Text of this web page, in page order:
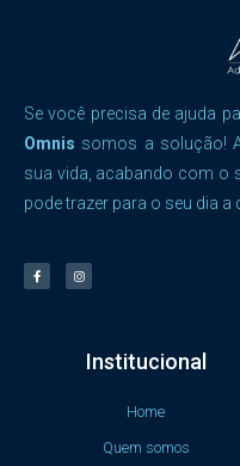
Se você precisa de ajuda
Omnis somos a solução!
sua vida, acabando com o
pode trazer para o seu dia a
Institucional
Home
Quem somos